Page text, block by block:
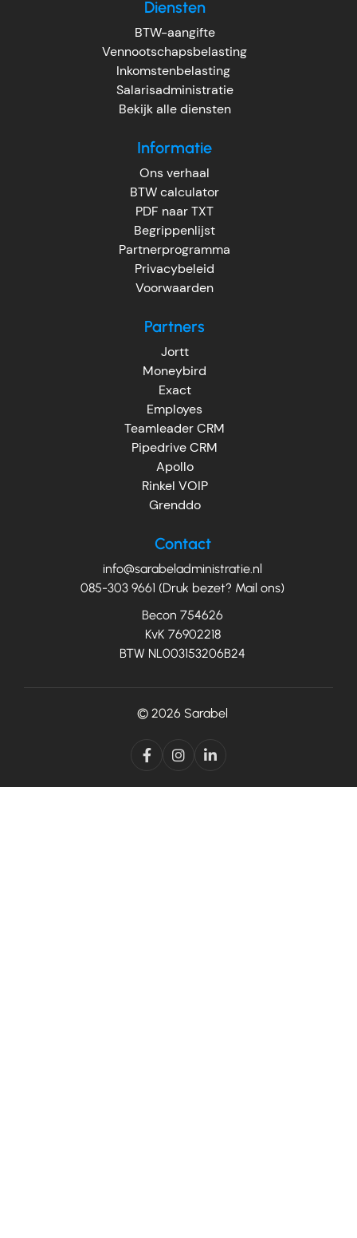
Diensten
BTW-aangifte
Vennootschapsbelasting
Inkomstenbelasting
Salarisadministratie
Bekijk alle diensten
Informatie
Ons verhaal
BTW calculator
PDF naar TXT
Begrippenlijst
Partnerprogramma
Privacybeleid
Voorwaarden
Partners
Jortt
Moneybird
Exact
Employes
Teamleader CRM
Pipedrive CRM
Apollo
Rinkel VOIP
Grenddo
Contact
info@sarabeladministratie.nl
085-303 9661 (Druk bezet? Mail ons)
Becon 754626
KvK 76902218
BTW NL003153206B24
© 2026 Sarabel
  